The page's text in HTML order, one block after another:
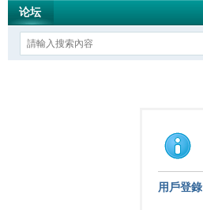
论坛
用戶登錄